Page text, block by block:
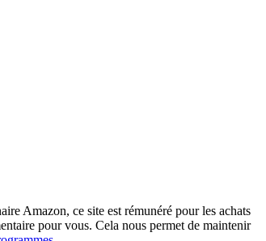
Amazon, ce site est rémunéré pour les achats
pour vous. Cela nous permet de maintenir